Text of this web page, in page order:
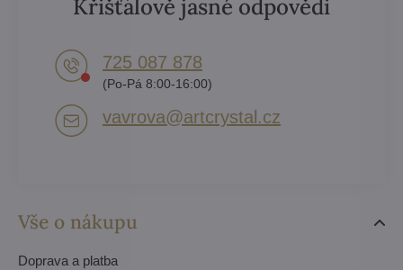
Vše o nákupu
Doprava a platba
Křišťálově jasné odpovědi
725 087 878​
(Po-Pá 8:00-16:00)
vavrova​@artcrystal​.cz